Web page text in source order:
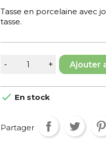
Tasse en porcelaine avec
tasse.
Ajouter
 En stock
Partager